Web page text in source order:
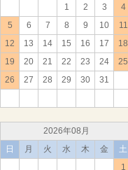
1
2 3
4
5
6 7 8 9 10
11
12
13 14 15 16 17
18
19
20 21 22 23 24
25
26
27 28 29 30 31
2026年08月
日
月 火 水 木 金
土
1